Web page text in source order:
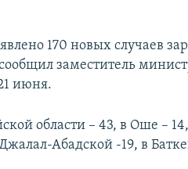
170 новых случаев
заместитель
июня.
области – 43, в Оше –
Абадской -19, в